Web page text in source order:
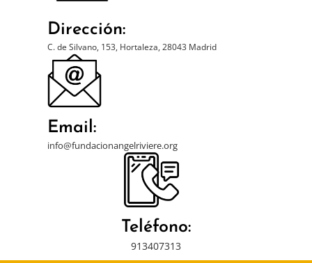
Dirección:
C. de Silvano, 153, Hortaleza, 28043 Madrid
Email:
info@fundacionangelriviere.org
Teléfono:
913407313